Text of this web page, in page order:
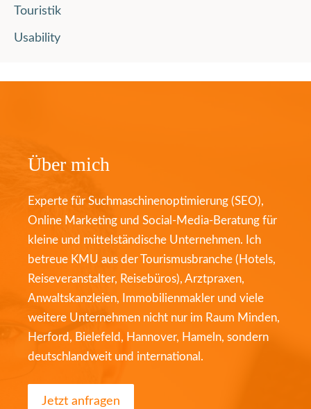
Touristik
Usability
Über mich
Experte für Suchmaschinenoptimierung (SEO),
Online Marketing und Social-Media-Beratung für
kleine und mittelständische Unternehmen. Ich
betreue KMU aus der Tourismusbranche (Hotels,
Reiseveranstalter, Reisebüros), Arztpraxen,
Anwaltskanzleien, Immobilienmakler und viele
weitere Unternehmen nicht nur im Raum Minden,
Herford, Bielefeld, Hannover, Hameln, sondern
deutschlandweit und international.
Jetzt anfragen